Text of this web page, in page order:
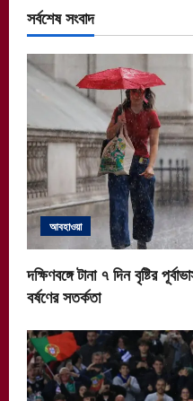
সর্বশেষ সংবাদ
আবহাওয়া
দক্ষিণবঙ্গে টানা ৭ দিন বৃষ্টির
বর্ষণের সতর্কতা